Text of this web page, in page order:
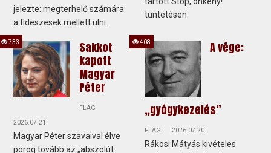
jelezte: megterhelő számára
a fideszesek mellett ülni.
tüntetésen.
Sakkot
kapott
Magyar
Péter
FLAG
2026.07.21
Magyar Péter szavaival élve
pörög tovább az „abszolút
733 A vége:
„gyógykezelés”
FLAG 2026.07.20
Rákosi Mátyás kivételes
408